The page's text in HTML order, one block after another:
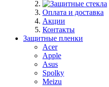
Оплата и доставка
Акции
Контакты
Защитные пленки
Acer
Apple
Asus
Spolky
Meizu